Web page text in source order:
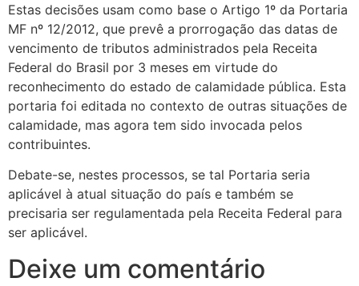
Estas decisões usam como base o Artigo 1º da Portaria
MF nº 12/2012, que prevê a prorrogação das datas de
vencimento de tributos administrados pela Receita
Federal do Brasil por 3 meses em virtude do
reconhecimento do estado de calamidade pública. Esta
portaria foi editada no contexto de outras situações de
calamidade, mas agora tem sido invocada pelos
contribuintes.
Debate-se, nestes processos, se tal Portaria seria
aplicável à atual situação do país e também se
precisaria ser regulamentada pela Receita Federal para
ser aplicável.
Deixe um comentário